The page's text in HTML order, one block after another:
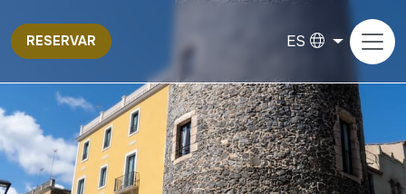
ES
RESERVAR